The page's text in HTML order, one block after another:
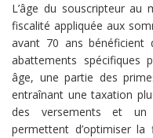
L’âge du souscripteur au
fiscalité appliquée aux
avant 70 ans bénéficient
abattements spécifiques
âge, une partie des
entraînant une taxation
des versements et un
permettent d’optimiser la